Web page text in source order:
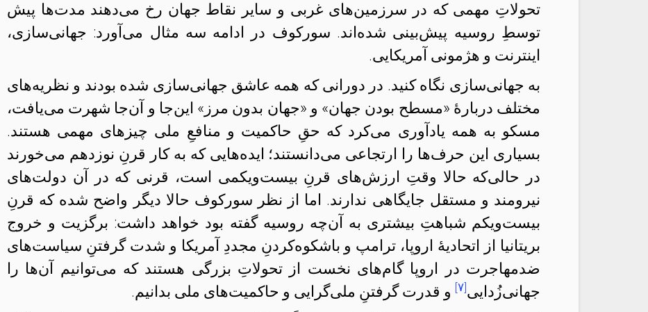
تحولاتِ مهمی که در سرزمین‌های غربی و سایر نقاط جهان رخ می‌دهند مدت‌ها پیش
توسطِ روسیه پیش‌بینی شده‌اند. سورکوف در ادامه سه مثال می‌آورد: جهانی‌سازی،
اینترنت و هژمونی آمریکایی.
به جهانی‌سازی نگاه کنید. در دورانی که همه عاشق جهانی‌سازی شده بودند و نظریه‌های
مختلف دربارهٔ «مسطح بودن جهان» و «جهان بدون مرز» این‌جا و آن‌جا شهرت می‌یافت،
مسکو به همه یادآوری می‌کرد که حقِ حاکمیت و منافعِ ملی چیزهای مهمی هستند.
بسیاری این حرف‌ها را ارتجاعی می‌دانستند؛ ایده‌هایی که به کار قرنِ نوزدهم می‌خورند
در حالی‌که حالا وقتِ ارزش‌های قرنِ بیست‌و‌یکمی است، قرنی که در آن دولت‌های
نیرومند و مستقل جایگاهی ندارند. اما از نظر سورکوف حالا دیگر واضح شده که قرنِ
بیست‌ویکم شباهتِ بیشتری به آن‌چه روسیه گفته بود خواهد داشت: برگزیت و خروج
بریتانیا از اتحادیهٔ اروپا، ترامپ و باشکوه‌کردنِ مجددِ آمریکا و شدت گرفتنِ سیاست‌های
ضدمهاجرت در اروپا گام‌های نخست از تحولاتِ بزرگی هستند که می‌توانیم آن‌ها را
جهانی‌زُدایی[۷] و قدرت گرفتنِ ملی‌گرایی و حاکمیت‌های ملی بدانیم.